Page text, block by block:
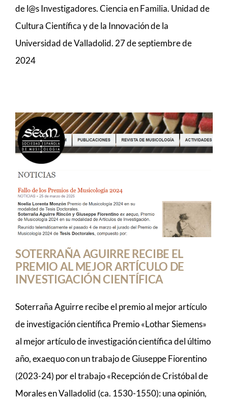
de l@s Investigadores. Ciencia en Familia. Unidad de
Cultura Científica y de la Innovación de la
Universidad de Valladolid. 27 de septiembre de
2024
SOTERRAÑA AGUIRRE RECIBE EL
PREMIO AL MEJOR ARTÍCULO DE
INVESTIGACIÓN CIENTÍFICA
Soterraña Aguirre recibe el premio al mejor artículo
de investigación científica Premio «Lothar Siemens»
al mejor artículo de investigación científica del último
año, exaequo con un trabajo de Giuseppe Fiorentino
(2023-24) por el trabajo «Recepción de Cristóbal de
Morales en Valladolid (ca. 1530-1550): una opinión,